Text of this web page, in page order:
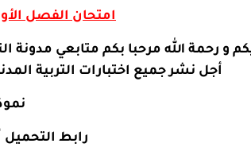
امتحان الفصل الأول (06) التربية
و رحمة الله مرحبا بكم متابعي مدونة
أجل نشر جميع اختبارات التربية
نموذج
رابط